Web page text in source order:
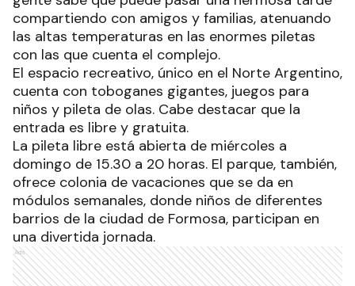
compartiendo con amigos y familias, atenuando
las altas temperaturas en las enormes piletas
con las que cuenta el complejo.
El espacio recreativo, único en el Norte Argentino,
cuenta con toboganes gigantes, juegos para
niños y pileta de olas. Cabe destacar que la
entrada es libre y gratuita.
La pileta libre está abierta de miércoles a
domingo de 15.30 a 20 horas. El parque, también,
ofrece colonia de vacaciones que se da en
módulos semanales, donde niños de diferentes
barrios de la ciudad de Formosa, participan en
una divertida jornada.
Ads